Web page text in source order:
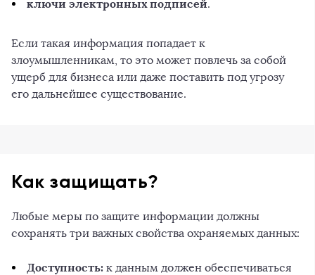
ключи электронных подписей.
Если такая информация попадает к
злоумышленникам, то это может повлечь за собой
ущерб для бизнеса или даже поставить под угрозу
его дальнейшее существование.
Как защищать?
Любые меры по защите информации должны
сохранять три важных свойства охраняемых данных:
Доступность: к данным должен обеспечиваться